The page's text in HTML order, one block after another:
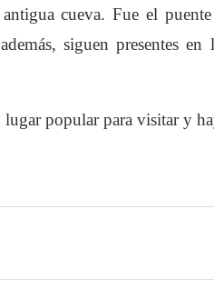
cueva. Fue el
siguen presentes
popular para visitar y